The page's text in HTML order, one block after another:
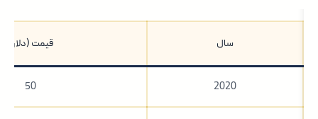
سال قیمت (دلار)
2020
50